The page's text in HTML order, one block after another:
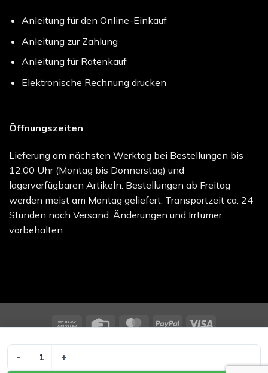
Anleitung für den Online-Einkauf
Anleitung zur Zahlung
Anleitung für Ratenkauf
Elektronische Rechnung drucken
Öffnungszeiten
Lieferung am nächsten Werktag bei Bestellungen bis
12:00 Uhr (Montag bis Donnerstag) und
lagerverfügbaren Artikeln. Bestellungen ab Freitag
werden meist am Montag geliefert. Transportzeit ca. 24
Stunden nach Versand. Änderungen und Irrtümer
vorbehalten.
Bank
Credit
MasterCardPayPal
melocare GmbH - Online Shop | Besuchen Sie uns unter
NU GEL HYDROGEL MNG 415 Menge